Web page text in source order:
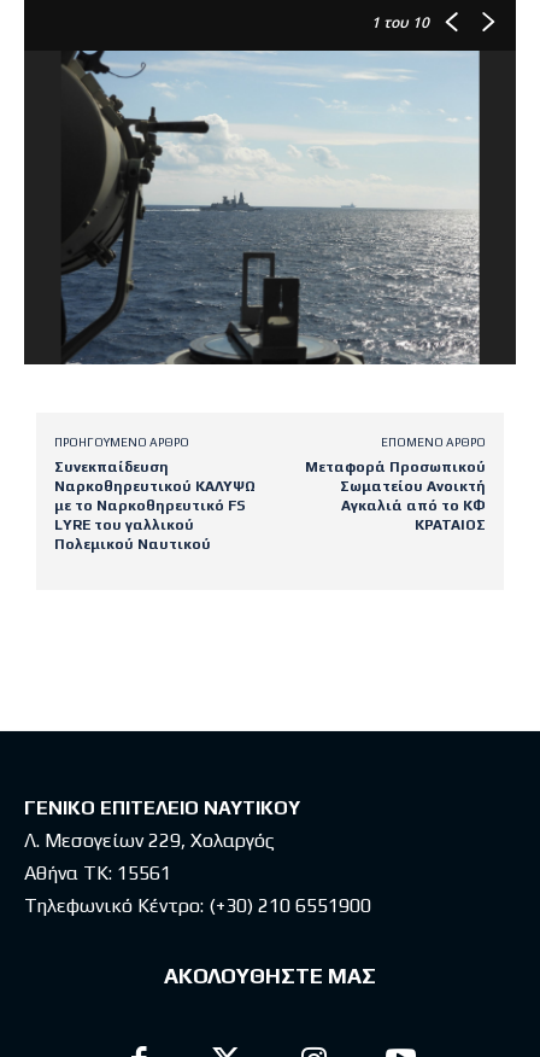
1 του 10
ΠΡΟΗΓΟΎΜΕΝΟ ΆΡΘΡΟ
Συνεκπαίδευση
Ναρκοθηρευτικού ΚΑΛΥΨΩ
με το Ναρκοθηρευτικό FS
LYRE του γαλλικού
Πολεμικού Ναυτικού
ΕΠΌΜΕΝΟ ΆΡΘΡΟ
Μεταφορά Προσωπικού
Σωματείου Ανοικτή
Αγκαλιά από το ΚΦ
ΚΡΑΤΑΙΟΣ
ΓΕΝΙΚΟ ΕΠΙΤΕΛΕΙΟ ΝΑΥΤΙΚΟΥ
Λ. Μεσογείων 229, Χολαργός
Αθήνα ΤΚ: 15561
Τηλεφωνικό Κέντρο: (+30) 210 6551900
ΑΚΟΛΟΥΘΗΣΤΕ ΜΑΣ